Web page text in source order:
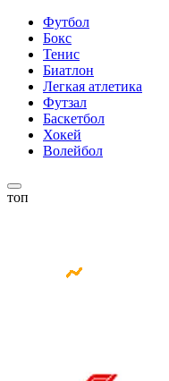
Футбол
Бокс
Тенис
Биатлон
Легкая атлетика
Футзал
Баскетбол
Хокей
Волейбол
топ